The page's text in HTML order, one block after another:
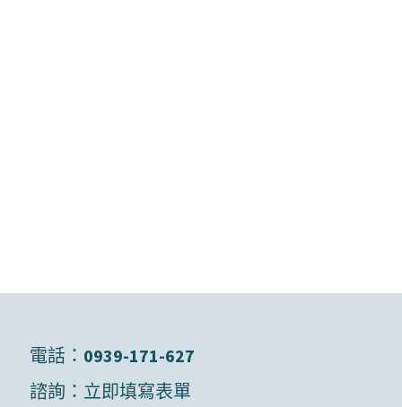
電話： 0939-171-627
諮詢： 立即填寫表單